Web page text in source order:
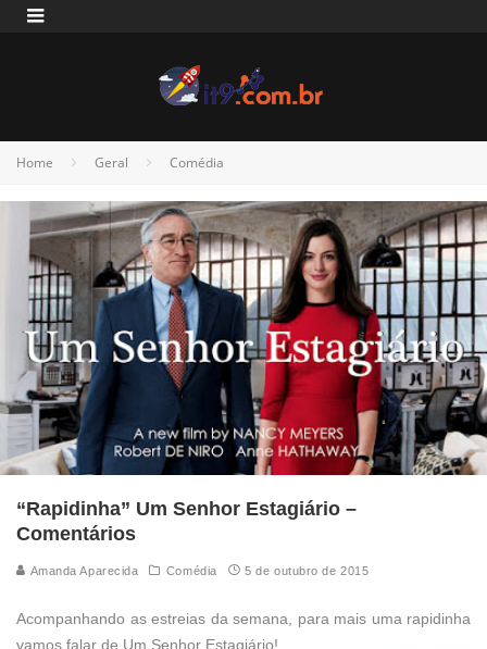
Home Geral Comédia
“Rapidinha” Um Senhor Estagiário –
Comentários
Amanda Aparecida Comédia 5 de outubro de 2015
Acompanhando as estreias da semana, para mais uma rapidinha
vamos falar de Um Senhor Estagiário!